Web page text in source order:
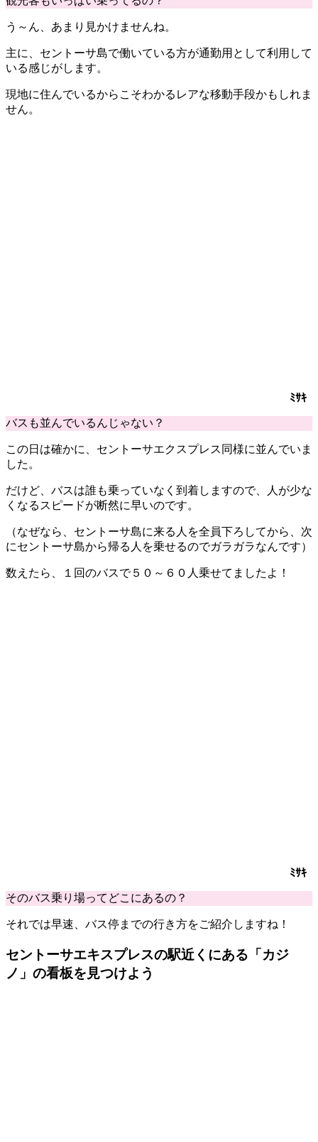
う～ん、あまり見かけませんね。
主に、 セントーサ島で働いている方が通勤用として利用して
いる感じがします。
現地に住んでいるからこそわかる レアな移動手段かもしれま
せん。
ﾐｻｷ
バスも並んでいるんじゃない？
この日は確かに、セントーサエクスプレス同様に並んでいま
した 。
だけど、バスは誰も乗っていなく到着しますので、人が少な
くなるスピードが断然に早いのです。
（なぜなら、セントーサ島に来る人を全員下ろしてから、次
にセントーサ島から帰る人を乗せるのでガラガラなんです）
数えたら、１回のバスで５０～６０人 乗せてましたよ！
ﾐｻｷ
そのバス乗り場ってどこにあるの？
それでは早速、バス停までの行き方をご紹介しますね！
セントーサエキスプレスの駅近くにある「カジ
ノ」の看板を見つけよう